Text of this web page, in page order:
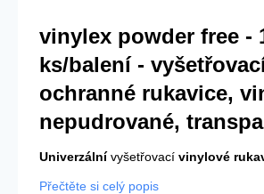
vinylex powder free -
ks/balení -
ochranné rukavice,
nepudrované,
Univerzálnívyšetřovací vinylové
Přečtěte si celý popis